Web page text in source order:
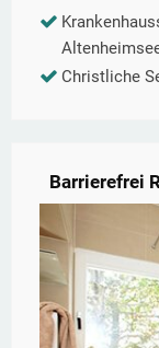
Christliche
Barrierefrei